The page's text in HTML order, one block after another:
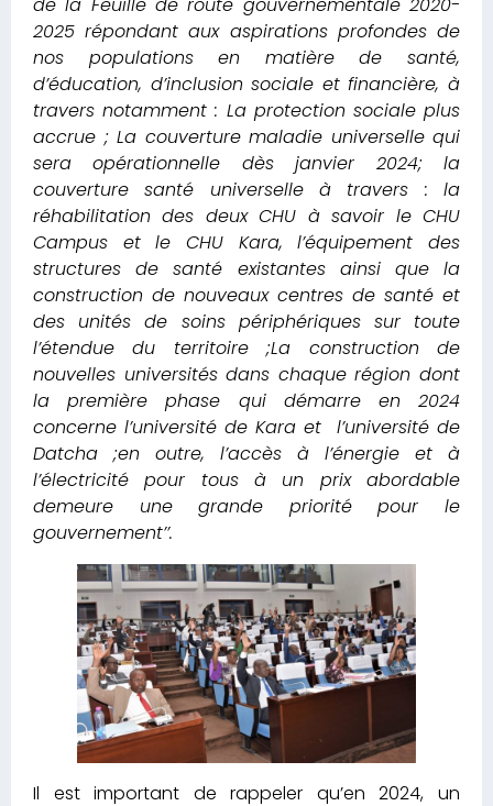
2025 répondant aux aspirations profondes de
nos populations en matière de santé,
d’éducation, d’inclusion sociale et financière, à
travers notamment : La protection sociale plus
accrue ; La couverture maladie universelle qui
sera opérationnelle dès janvier 2024; la
couverture santé universelle à travers : la
réhabilitation des deux CHU à savoir le CHU
Campus et le CHU Kara, l’équipement des
structures de santé existantes ainsi que la
construction de nouveaux centres de santé et
des unités de soins périphériques sur toute
l’étendue du territoire ;La construction de
nouvelles universités dans chaque région dont
la première phase qui démarre en 2024
concerne l’université de Kara et l’université de
Datcha ;en outre, l’accès à l’énergie et à
l’électricité pour tous à un prix abordable
demeure une grande priorité pour le
gouvernement’’.
Il est important de rappeler qu’en 2024, un